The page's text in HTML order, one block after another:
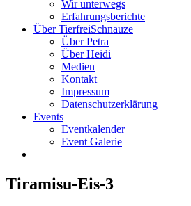
Wir unterwegs
Erfahrungsberichte
Über TierfreiSchnauze
Über Petra
Über Heidi
Medien
Kontakt
Impressum
Datenschutzerklärung
Events
Eventkalender
Event Galerie
Tiramisu-Eis-3